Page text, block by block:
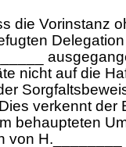
die Vorinstanz
nicht auf die
verkennt der
behaupteten
von